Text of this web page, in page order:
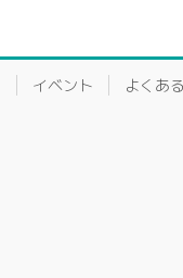
イベント よくあ